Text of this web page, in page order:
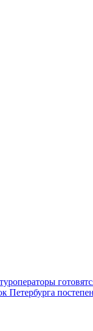
Петербурга